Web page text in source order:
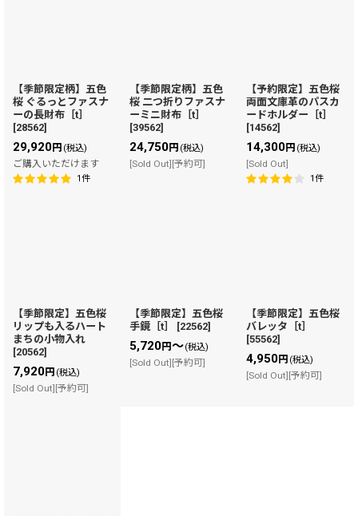
【季節限定柄】五色
桜 ぐるっとファスナ
ーの長財布［t］
[28562]
29,920円 (税込)
ご購入いただけます
1件
【季節限定柄】五色
桜 二つ折りファスナ
ーミニ財布［t］
[39562]
24,750円 (税込)
[Sold Out][予約可]
【予約限定】五色桜
両面文庫革のパスカ
ードホルダー［t］
[14562]
14,300円 (税込)
[Sold Out]
1件
【季節限定】五色桜
リップも入るハート
まちの小物入れ
[20562]
7,920円 (税込)
[Sold Out][予約可]
【季節限定】五色桜
手鏡［t］
[22562]
5,720円～(税込)
[Sold Out][予約可]
【季節限定】五色桜
バレッタ［t］
[55562]
4,950円 (税込)
[Sold Out][予約可]